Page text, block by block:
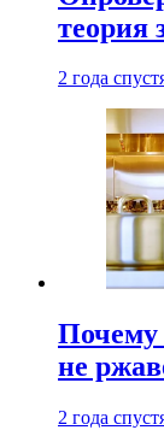
теория
2 года
Почему
не
2 года